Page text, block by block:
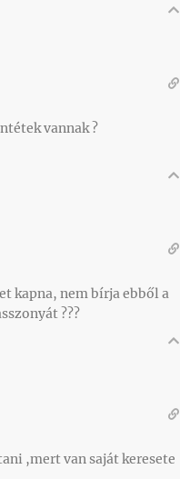
vannak ?
kapna, nem bírja ebből a
???
,mert van saját keresete